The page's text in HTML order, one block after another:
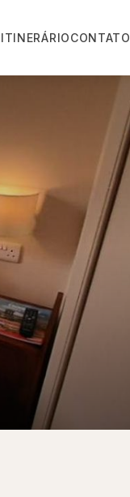
ITINERÁRIOCONTATO